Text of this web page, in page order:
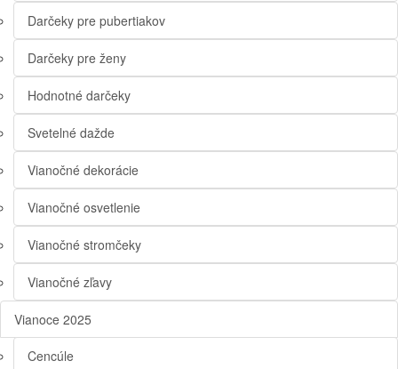
Darčeky pre pubertiakov
Darčeky pre ženy
Hodnotné darčeky
Svetelné dažde
Vianočné dekorácie
Vianočné osvetlenie
Vianočné stromčeky
Vianočné zľavy
Vianoce 2025
Cencúle